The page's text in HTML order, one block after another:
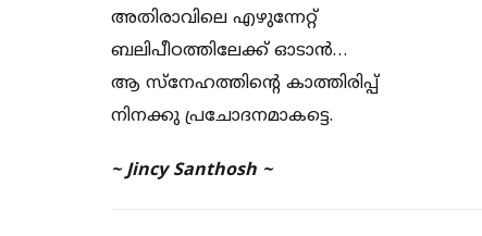
അതിരാവിലെ എഴുന്നേറ്റ്
ബലിപീഠത്തിലേക്ക് ഓടാൻ…
ആ സ്നേഹത്തിൻ്റെ കാത്തിരിപ്പ്
നിനക്കു പ്രചോദനമാകട്ടെ.
~ Jincy Santhosh ~